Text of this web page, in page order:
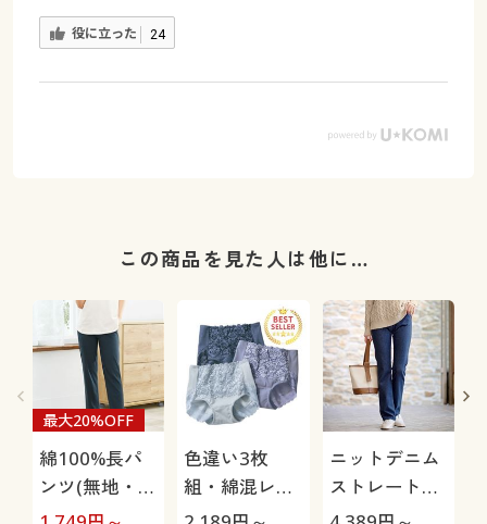
役に立った 24
この商品を見た人は他に…
綿100%長パ
ンツ(無地・お
うちパンツ)
最大20%OFF
色違い3枚
組・綿混レー
シィショーツ
ニットデニム
ストレートパ
ンツ(スマート